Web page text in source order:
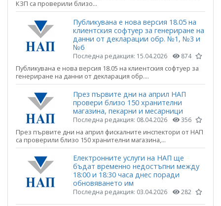
КЗП са проверили близо...
Публикувана е нова версия 18.05 на
клиентския софтуер за генериране на
данни от декларации обр. №1, №3 и
№6
Последна редакция: 15.04.2026 874
Публикувана е нова версия 18.05 на клиентския софтуер за
генериране на данни от декларация обр....
През първите дни на април НАП
провери близо 150 хранителни
магазина, пекарни и месарници
Последна редакция: 08.04.2026 356
През първите дни на април фискалните инспектори от НАП
са проверили близо 150 хранителни магазина,...
Електронните услуги на НАП ще
бъдат временно недостъпни между
18:00 и 18:30 часа днес поради
обновяването им
Последна редакция: 03.04.2026 282